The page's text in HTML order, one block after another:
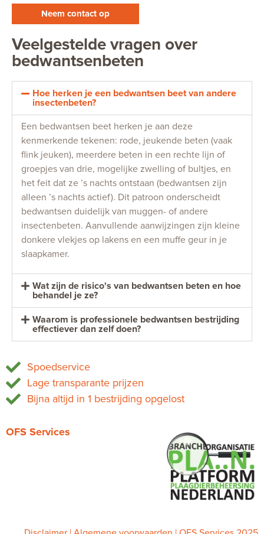
Neem contact op
Veelgestelde vragen over
bedwantsenbeten
Hoe herken je een bedwantsen beet van andere
insectenbeten?
Een bedwantsen beet herken je aan deze
kenmerkende tekenen: rode, jeukende beten (vaak
flink jeuken), meerdere beten in een rechte lijn of
groepjes van drie, mogelijke zwelling of bultjes, en
het feit dat ze ’s nachts ontstaan (bedwantsen zijn
alleen ’s nachts actief). Dit patroon onderscheidt
bedwantsen duidelijk van muggen- of andere
insectenbeten. Aanvullende aanwijzingen zijn kleine
donkere vlekjes op lakens en een muffe geur in je
slaapkamer.
Wat zijn de risico's van bedwantsen beten en hoe
behandel je ze?
Waarom is professionele bedwantsen bestrijding
effectiever dan zelf doen?
Spoedservice
Lage transparante prijzen
Bijna altijd in 1 bestrijding opgelost
OFS Services